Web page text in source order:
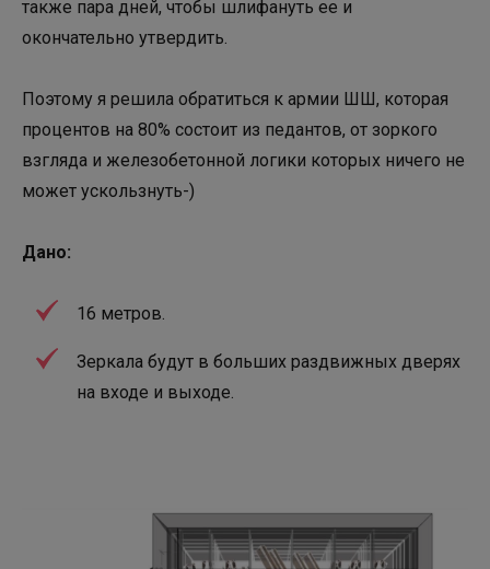
также пара дней, чтобы шлифануть ее и
окончательно утвердить.
Поэтому я решила обратиться к армии ШШ, которая
процентов на 80% состоит из педантов, от зоркого
взгляда и железобетонной логики которых ничего не
может ускользнуть-)
Дано:
16 метров.
Зеркала будут в больших раздвижных дверях
на входе и выходе.